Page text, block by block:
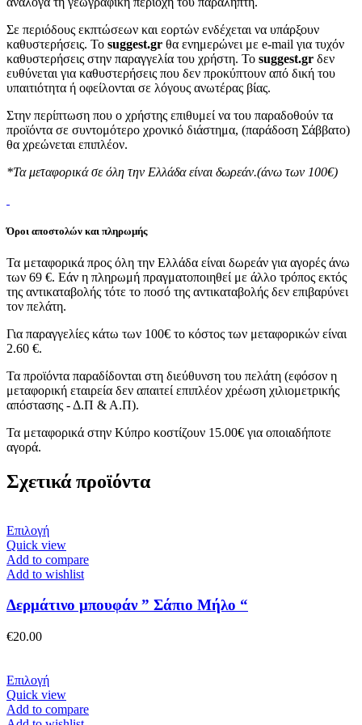
Σε περιόδους εκπτώσεων και εορτών ενδέχεται να υπάρξουν
καθυστερήσεις. Το suggest.gr θα ενημερώνει με e-mail για τυχόν
καθυστερήσεις στην παραγγελία του χρήστη. Το suggest.gr δεν
ευθύνεται για καθυστερήσεις που δεν προκύπτουν από δική του
υπαιτιότητα ή οφείλονται σε λόγους ανωτέρας βίας.
Στην περίπτωση που ο χρήστης επιθυμεί να του παραδοθούν τα
προϊόντα σε συντομότερο χρονικό διάστημα, (παράδοση Σάββατο)
θα χρεώνεται επιπλέον.
*Τα μεταφορικά σε όλη την Ελλάδα είναι δωρεάν.(άνω των 100€)
Όροι αποστολών και πληρωμής
Τα μεταφορικά προς όλη την Ελλάδα είναι δωρεάν για αγορές άνω
των 69 €. Εάν η πληρωμή πραγματοποιηθεί με άλλο τρόπος εκτός
της αντικαταβολής τότε το ποσό της αντικαταβολής δεν επιβαρύνει
τον πελάτη.
Για παραγγελίες κάτω των 100€ το κόστος των μεταφορικών είναι
2.60 €.
Τα προϊόντα παραδίδονται στη διεύθυνση του πελάτη (εφόσον η
μεταφορική εταιρεία δεν απαιτεί επιπλέον χρέωση χιλιομετρικής
απόστασης - Δ.Π & Α.Π).
Τα μεταφορικά στην Κύπρο κοστίζουν 15.00€ για οποιαδήποτε
αγορά.
Σχετικά προϊόντα
ΕπιλογήΑυτό
το
προϊόν
έχει
παραλλαγές.
στη
σελίδα
του
Quick view
Add to compare
Add to wishlist
Δερμάτινο μπουφάν ” Σάπιο Μήλο “
€20.00
ΕπιλογήΑυτό
το
προϊόν
Quick view
Add to compare